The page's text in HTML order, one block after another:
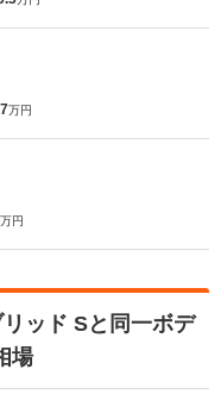
万円
万円
ッド Sと同一ボデ
場